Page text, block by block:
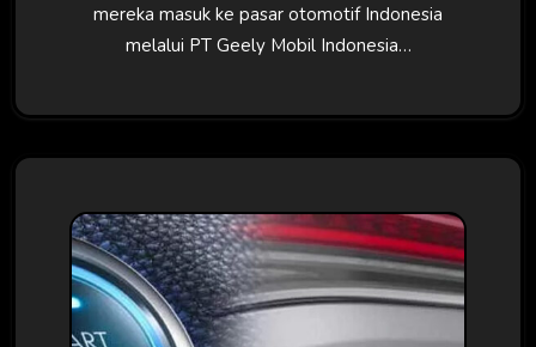
mereka masuk ke pasar otomotif Indonesia
melalui PT Geely Mobil Indonesia…